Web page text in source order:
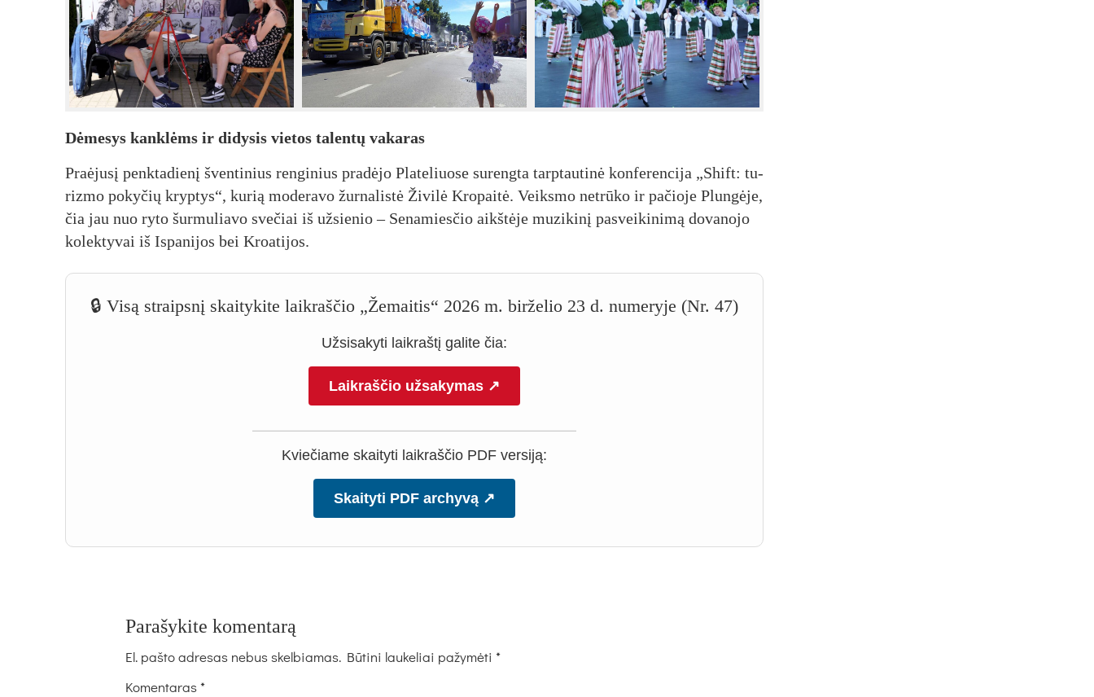
Dė­me­sys kank­lėms ir di­dy­sis vie­tos ta­len­tų va­ka­ras
Praė­ju­sį penk­ta­die­nį šven­ti­nius ren­gi­nius pra­dė­jo Pla­te­liuo­se su­reng­ta tarp­tau­ti­nė kon­fe­ren­ci­ja „Shift: tu­
riz­mo po­ky­čių kryp­tys“, ku­rią mo­de­ra­vo žur­na­lis­tė Ži­vi­lė Kro­pai­tė. Veiks­mo ne­trū­ko ir pa­čio­je Plun­gė­je,
čia jau nuo ry­to šur­mu­lia­vo sve­čiai iš už­sie­nio – Se­na­mies­čio aikš­tė­je mu­zi­ki­nį pa­svei­ki­ni­mą do­va­no­jo
ko­lek­ty­vai iš Is­pa­ni­jos bei Kroa­ti­jos.
🔒 Visą straipsnį skaitykite laikraščio „Žemaitis“ 2026 m. birželio 23 d. numeryje (Nr. 47)
Užsisakyti laikraštį galite čia:
Laikraščio užsakymas ↗
Kviečiame skaityti laikraščio PDF versiją:
Skaityti PDF archyvą ↗
Parašykite komentarą
El. pašto adresas nebus skelbiamas. Būtini laukeliai pažymėti *
Komentaras*